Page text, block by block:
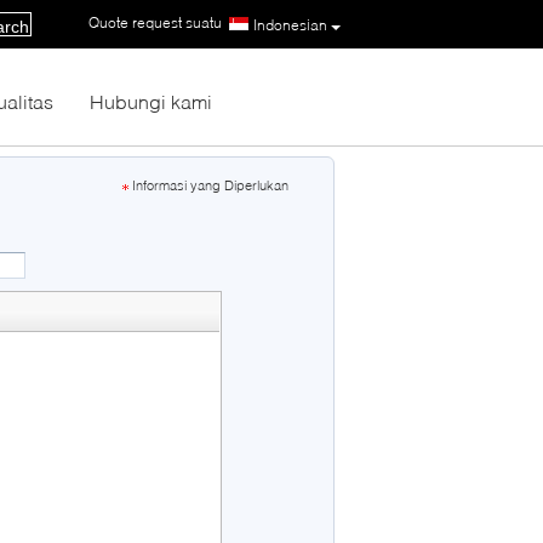
Indonesian
Quote request suatu |
Hubungi kami
Informasi yang Diperlukan